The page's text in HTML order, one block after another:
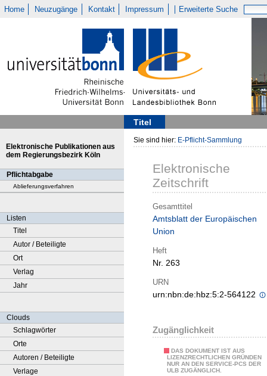
Home Neuzugänge Kontakt Impressum Erweiterte Suche
Titel
Elektronische Publikationen aus
dem Regierungsbezirk Köln
Pflichtabgabe
Ablieferungsverfahren
Listen
Titel
Autor / Beteiligte
Ort
Verlag
Jahr
Clouds
Schlagwörter
Orte
Autoren / Beteiligte
Verlage
Sie sind hier: E-Pflicht-Sammlung
Elektronische
Zeitschrift
Gesamttitel
Amtsblatt der Europäischen
Union
Heft
Nr. 263
URN
urn:nbn:de:hbz:5:2-564122
Zugänglichkeit
DAS DOKUMENT IST AUS
LIZENZRECHTLICHEN GRÜNDEN
NUR AN DEN SERVICE-PCS DER
ULB ZUGÄNGLICH.